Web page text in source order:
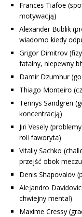
Frances Tiafoe
motywacją)
Alexander Bublik (
wiadomo kiedy
Grigor Dimitrov
fatalny, niepewny
Damir Dzumhur
Thiago Monteiro
Tennys Sandgren
koncentracją)
Jiri Vesely
roli faworyta)
Vitaliy Sachko
przejść obok
Denis Shapovalov
Alejandro
chwiejny mental)
Maxime Cressy